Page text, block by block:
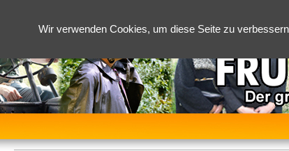
Wir verwenden Cookies, um diese Seite zu